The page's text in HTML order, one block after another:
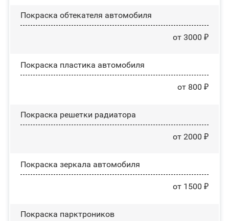
Покраска обтекателя автомобиля
от 3000 ₽
Покраска пластика автомобиля
от 800 ₽
Покраска решетки радиатора
от 2000 ₽
Покраска зеркала автомобиля
от 1500 ₽
Покраска парктроников